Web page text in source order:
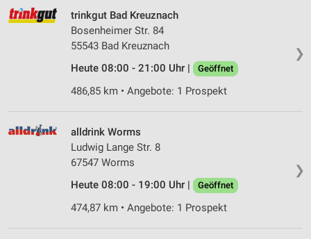
❯
trinkgut Bad Kreuznach
Bosenheimer Str. 84
55543 Bad Kreuznach
Heute 08:00 - 21:00 Uhr |
Geöffnet
486,85 km • Angebote: 1 Prospekt
❯
alldrink Worms
Ludwig Lange Str. 8
67547 Worms
Heute 08:00 - 19:00 Uhr |
Geöffnet
474,87 km • Angebote: 1 Prospekt